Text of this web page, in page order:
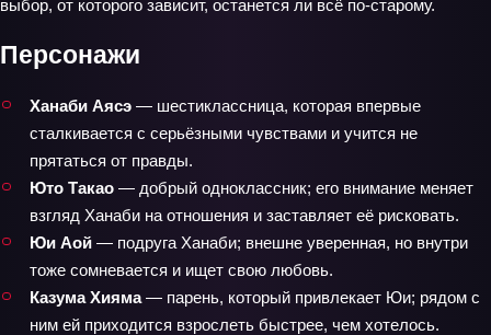
выбор, от которого зависит, останется ли всё по‑старому.
Персонажи
Ханаби Аясэ — шестиклассница, которая впервые
сталкивается с серьёзными чувствами и учится не
прятаться от правды.
Юто Такао — добрый одноклассник; его внимание меняет
взгляд Ханаби на отношения и заставляет её рисковать.
Юи Аой — подруга Ханаби; внешне уверенная, но внутри
тоже сомневается и ищет свою любовь.
Казума Хияма— парень, который привлекает Юи; рядом с
ним ей приходится взрослеть быстрее, чем хотелось.